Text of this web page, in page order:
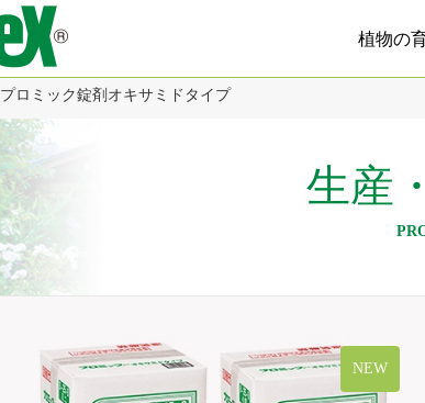
植物の
プロミック錠剤オキサミドタイプ
生産
NEW